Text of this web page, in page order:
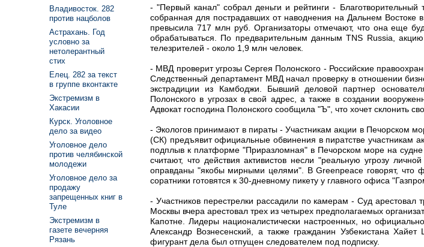
- "Первый канал" собрал деньги и рейтинги -
собранная для пострадавших от наводнения на Дальнем Востоке
превысила 717 млн руб. Организаторы отмечают, что она еще
обрабатываться. По предварительным данным TNS Russia,
телезрителей - около 1,9 млн человек.
- МВД проверит угрозы Сергея Полонского - Российские
Следственный департамент МВД начал проверку в отношении
экстрадиции из Камбоджи. Бывший деловой партнер
Полонского в угрозах в свой адрес, а также в создании
Адвокат господина Полонского сообщила "Ъ", что хочет склонить
- Экологов принимают в пираты - Участникам акции в Печорском
(СК) предъявит официальные обвинения в пиратстве участникам
подплыв к платформе "Приразломная" в Печорском море на
считают, что действия активистов несли "реальную угрозу
оправданы "якобы мирными целями". В Greenpeace говорят, что
соратники готовятся к 30-дневному пикету у главного офиса
- Участников перестрелки рассадили по камерам - Суд арестовал
Москвы вчера арестовал трех из четырех предполагаемых
Капотне. Лидеры националистически настроенных, но
Александр Вознесенский, а также гражданин Узбекистана
фигурант дела был отпущен следователем под подписку.
Владивосток. 282
против нацболов
Астрахань. Год
условно за
нетолерантный
стих
Елец. 282 за текст
в группе вконтакте
Экстремизм в
Хакасии
Курск. Уголовное
дело за видео
Уголовное дело
против челябинской
молодежи
Уголовное дело за
продажу
запрещенных книг в
Туле
Экстремизм в
газете вечерняя
Рязань